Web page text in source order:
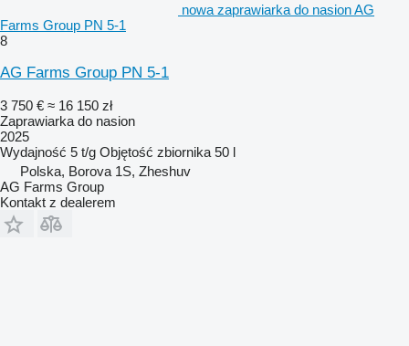
nowa zaprawiarka do nasion AG
Farms Group PN 5-1
8
AG Farms Group PN 5-1
3 750 € ≈ 16 150 zł
Zaprawiarka do nasion
2025
Wydajność 5 t/g Objętość zbiornika 50 l
Polska, Borova 1S, Zheshuv
AG Farms Group
Kontakt z dealerem